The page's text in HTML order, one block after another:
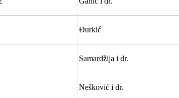
Đurkić
Samardžija i dr.
Nešković i dr.